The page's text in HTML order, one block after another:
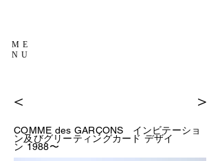
ME
NU
＜ ＞
COMME des GARÇONS
インビテーショ
ン及びグリーティングカード デザイ
ン1988〜